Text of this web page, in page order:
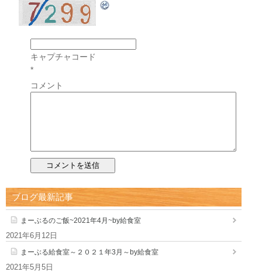
キャプチャコード
*
コメント
ブログ最新記事
まーぶるのご飯~2021年4月~by給食室
2021年6月12日
まーぶる給食室～２０２１年3月～by給食室
2021年5月5日